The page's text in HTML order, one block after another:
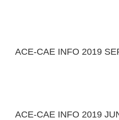
ACE-CAE INFO 2019
ACE-CAE INFO 2019